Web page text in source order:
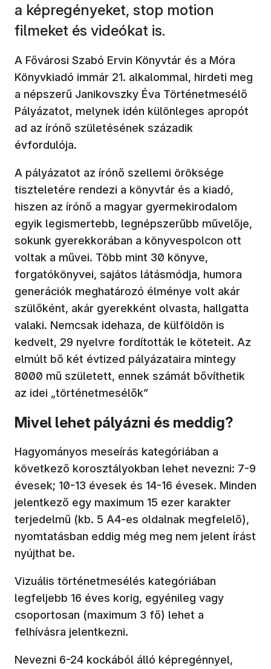
a képregényeket, stop motion
filmeket és videókat is.
A Fővárosi Szabó Ervin Könyvtár és a Móra
Könyvkiadó immár 21. alkalommal, hirdeti meg
a népszerű Janikovszky Éva Történetmesélő
Pályázatot, melynek idén különleges apropót
ad az írónő születésének századik
évfordulója.
A pályázatot az írónő szellemi öröksége
tiszteletére rendezi a könyvtár és a kiadó,
hiszen az írónő a magyar gyermekirodalom
egyik legismertebb, legnépszerűbb művelője,
sokunk gyerekkorában a könyvespolcon ott
voltak a művei. Több mint 30 könyve,
forgatókönyvei, sajátos látásmódja, humora
generációk meghatározó élménye volt akár
szülőként, akár gyerekként olvasta, hallgatta
valaki. Nemcsak idehaza, de külföldön is
kedvelt, 29 nyelvre fordították le köteteit. Az
elmúlt bő két évtized pályázataira mintegy
8000 mű született, ennek számát bővíthetik
az idei „történetmesélők”
Mivel lehet pályázni és meddig?
Hagyományos meseírás kategóriában a
következő korosztályokban lehet nevezni: 7-9
évesek; 10-13 évesek és 14-16 évesek. Minden
jelentkező egy maximum 15 ezer karakter
terjedelmű (kb. 5 A4-es oldalnak megfelelő),
nyomtatásban eddig még meg nem jelent írást
nyújthat be.
Vizuális történetmesélés kategóriában
legfeljebb 16 éves korig, egyénileg vagy
csoportosan (maximum 3 fő) lehet a
felhívásra jelentkezni.
Nevezni 6-24 kockából álló képregénnyel,